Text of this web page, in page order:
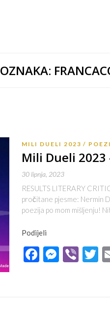
OZNAKA:
MILI DUELI 2023
Mili Dueli
30 lipnja, 2023
RESULTS LITERARY
pročitane pjesme: Nermin
poezija po mom mišljenju!
Podijeli
Facebook